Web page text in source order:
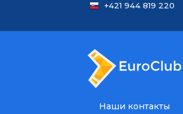
+421 944 819 220
Наши контакты